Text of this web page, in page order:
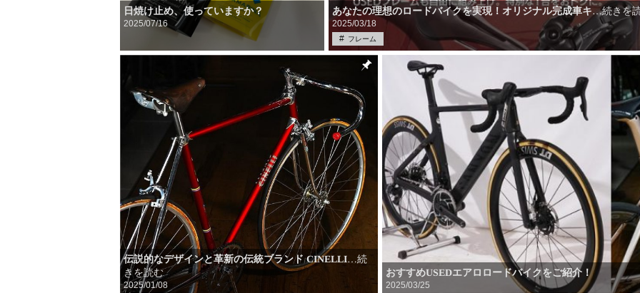
日焼け止め、使っていますか？
2025/07/16
あなたの理想のロードバイクを実現！オリジナル完成車キ…続きを
2025/03/18
フレーム
伝説的なデザインと革新の伝統ブランド CINELLI…続
きを読む
2025/01/08
おすすめUSEDエアロロードバイクをご紹介！
2025/03/25